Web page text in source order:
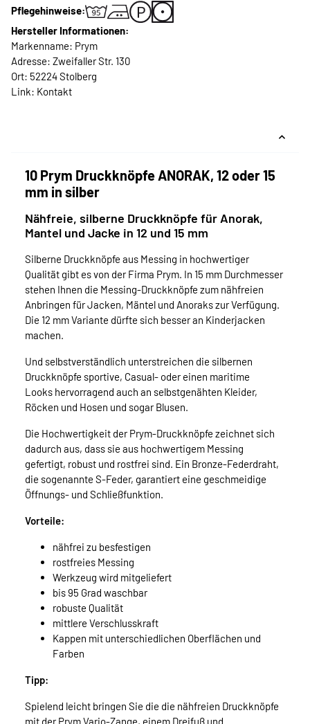
Pflegehinweise:
Hersteller Informationen:
Markenname: Prym
Adresse: Zweifaller Str. 130
Ort: 52224 Stolberg
Link: Kontakt
10 Prym Druckknöpfe ANORAK, 12 oder 15
mm in silber
Nähfreie, silberne Druckknöpfe für Anorak,
Mantel und Jacke in 12 und 15 mm
Silberne Druckknöpfe aus Messing in hochwertiger
Qualität gibt es von der Firma Prym. In 15 mm Durchmesser
stehen Ihnen die Messing-Druckknöpfe zum nähfreien
Anbringen für Jacken, Mäntel und Anoraks zur Verfügung.
Die 12 mm Variante dürfte sich besser an Kinderjacken
machen.
Und selbstverständlich unterstreichen die silbernen
Druckknöpfe sportive, Casual- oder einen maritime
Looks hervorragend auch an selbstgenähten Kleider,
Röcken und Hosen und sogar Blusen.
Die Hochwertigkeit der Prym-Druckknöpfe zeichnet sich
dadurch aus, dass sie aus hochwertigem Messing
gefertigt, robust und rostfrei sind. Ein Bronze-Federdraht,
die sogenannte S-Feder, garantiert eine geschmeidige
Öffnungs- und Schließfunktion.
Vorteile:
nähfrei zu besfestigen
rostfreies Messing
Werkzeug wird mitgeliefert
bis 95 Grad waschbar
robuste Qualität
mittlere Verschlusskraft
Kappen mit unterschiedlichen Oberflächen und
Farben
Tipp:
Spielend leicht bringen Sie die die nähfreien Druckknöpfe
mit der Prym Vario-Zange, einem Dreifuß und